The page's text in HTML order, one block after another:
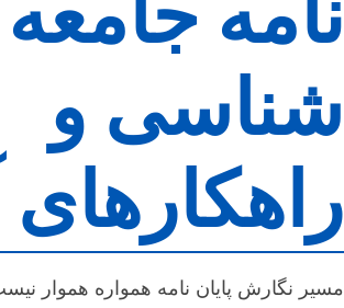
شناسی و
مسیر نگارش پایان نامه همواره هموار